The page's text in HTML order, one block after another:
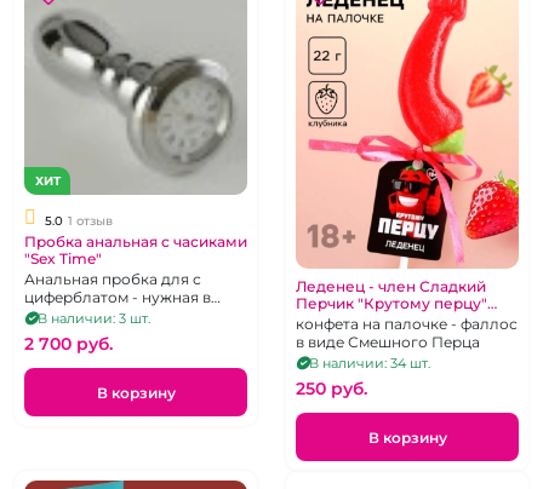
ХИТ
5.0 1 отзыв
Пробка анальная c часиками
"Sex Time"
Анальная пробка для с
циферблатом - нужная в
сексе и прикольная для
подарка секс-игрушка
В наличии: 3 шт.
2 700 pуб.
В корзину
Леденец - член Сладкий
Перчик "Крутому перцу"
Клубничный
конфета на палочке - фаллос
в виде Смешного Перца
В наличии: 34 шт.
250 pуб.
В корзину